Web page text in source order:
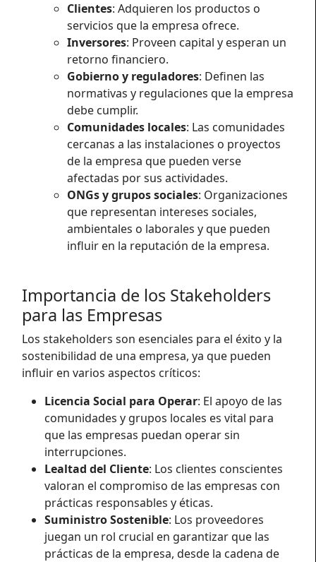
Clientes: Adquieren los productos o
servicios que la empresa ofrece.
Inversores: Proveen capital y esperan un
retorno financiero.
Gobierno y reguladores: Definen las
normativas y regulaciones que la empresa
debe cumplir.
Comunidades locales: Las comunidades
cercanas a las instalaciones o proyectos
de la empresa que pueden verse
afectadas por sus actividades.
ONGs y grupos sociales: Organizaciones
que representan intereses sociales,
ambientales o laborales y que pueden
influir en la reputación de la empresa.
Importancia de los Stakeholders
para las Empresas
Los stakeholders son esenciales para el éxito y la
sostenibilidad de una empresa, ya que pueden
influir en varios aspectos críticos:
Licencia Social para Operar: El apoyo de las
comunidades y grupos locales es vital para
que las empresas puedan operar sin
interrupciones.
Lealtad del Cliente: Los clientes conscientes
valoran el compromiso de las empresas con
prácticas responsables y éticas.
Suministro Sostenible: Los proveedores
juegan un rol crucial en garantizar que las
prácticas de la empresa, desde la cadena de